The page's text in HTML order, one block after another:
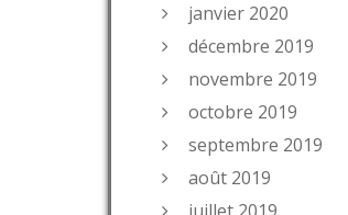
janvier 2020
décembre 2019
novembre 2019
octobre 2019
septembre 2019
août 2019